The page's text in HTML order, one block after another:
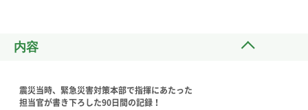
内容
震災当時、緊急災害対策本部で指揮にあたった
担当官が書き下ろした90日間の記録！